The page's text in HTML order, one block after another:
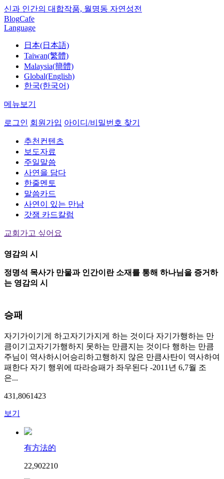
신과 인간의 대합작품, 월명동 자연성전
BlogCafe
Language
日本(日本語)
Taiwan(繁體)
Malaysia(簡體)
Global(English)
한국(한국어)
메뉴보기
로그인 회원가입 아이디/비밀번호 찾기
추천컨텐츠
보도자료
주일말씀
사연을 담다
한줄멘토
말씀카드
사연이 있는 만남
갓잼 카드칼럼
교회가고 싶어요
영감의 시
정명석 목사가 만물과 인간이란 소재를 통해 하나님을 증거하
는 영감의 시
승패
자기가이기게 하고자기가지게 하는 것이다 자기가행하는 만
큼이기고자기가행하지 못하는 만큼지는 것이다 행하는 만큼
주님이 역사하시어승리하고행하지 않은 만큼사탄이 역사하여
패한다 자기 행위에 따라승패가 좌우된다 -2011년 6,7월 조
은...
431,8061423
보기
有方法的
22,902210